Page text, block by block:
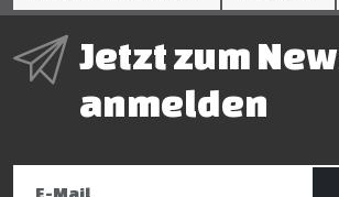
Jetzt zum
anmelden